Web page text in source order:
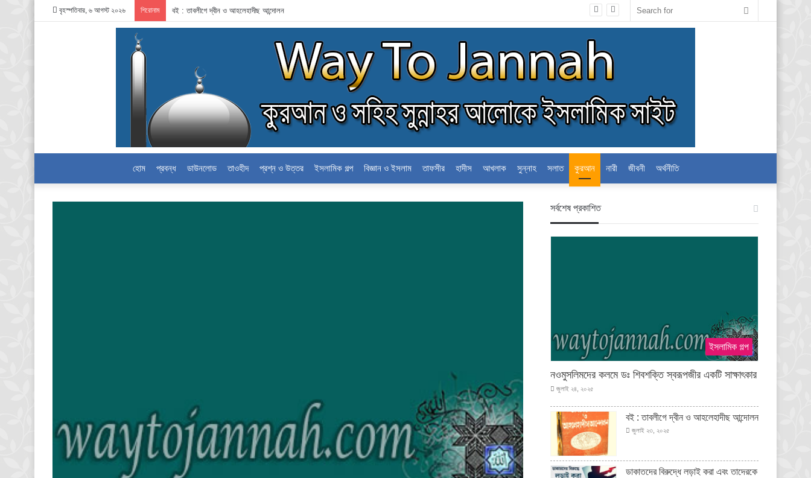
বৃহস্পতিবার, ৬ আগস্ট ২০২৬ শিরোনাম বই : তাবলীগে দ্বীন ও আহলেহাদীছ আন্দোলন Search
হোম প্রবন্ধ ডাউনলোড তাওহীদ প্রশ্ন ও উত্তর ইসলামিক গল্প বিজ্ঞান ও ইসলাম তাফসীর হাদীস আখলাক সুন্নাহ সলাত কুরআন নারী জীবনী অর্থনীতি
স‍র্বশেষ প্রকাশিত
ইসলামিক গল্প
নওমুসলিমদের কলমে ডঃ শিবশক্তি স্বরূপজীর একটি সাক্ষাৎকার
জুলাই ২৪, ২০২৫
বই : তাবলীগে দ্বীন ও আহলেহাদীছ আন্দোলন
জুলাই ২৩, ২০২৫
ডাকাতদের বিরুদ্ধে লড়াই করা এবং তাদেরকে